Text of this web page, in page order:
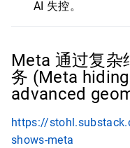
AI 失控。
Meta 通过复杂
务 (Meta
advanced
https://
shows-meta